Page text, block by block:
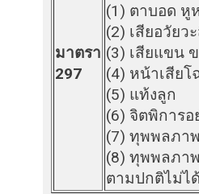
มาตรา
297
(1) ตาบอด หู
(2) เสียอวัย
(3) เสียแขน
(4) หน้าเสีย
(5) แท้งลูก
(6) จิตพิการอ
(7) ทุพพลภาพ
(8) ทุพพลภา
ตามปกติไม่ไ